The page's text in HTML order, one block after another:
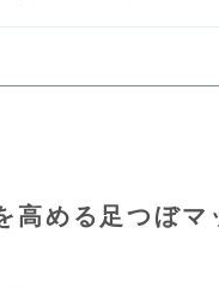
高める足つぼマ